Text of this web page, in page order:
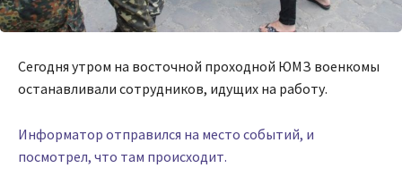
Сегодня утром на восточной проходной ЮМЗ военкомы
останавливали сотрудников, идущих на работу.
Информатор отправился на место событий, и
посмотрел, что там происходит.